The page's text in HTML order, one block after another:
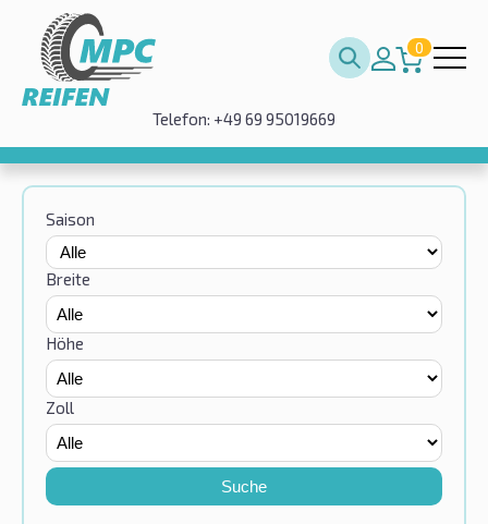
0
Telefon: +49 69 95019669
Saison
Breite
Höhe
Zoll
Suche